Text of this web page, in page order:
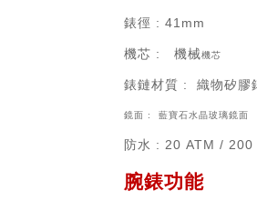
錶徑 : 41mm
機芯 : 機械機芯
錶鏈材質 : 織物矽膠
鏡面 : 藍寶石水晶玻璃鏡面
防水 : 20 ATM /
腕錶功能